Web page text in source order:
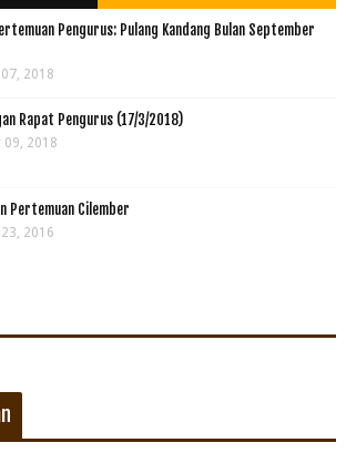
Pengurus: Pulang Kandang Bulan September
2018
Rapat Pengurus (17/3/2018)
09, 2018
Pertemuan Cilember
2016